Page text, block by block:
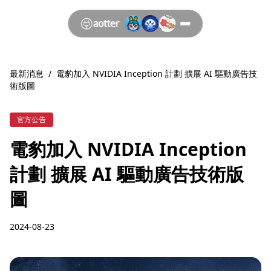
最新消息 / 電豹加入 NVIDIA Inception 計劃 擴展 AI 驅動廣告技
術版圖
官方公告
電豹加入 NVIDIA Inception
計劃 擴展 AI 驅動廣告技術版
圖
2024-08-23